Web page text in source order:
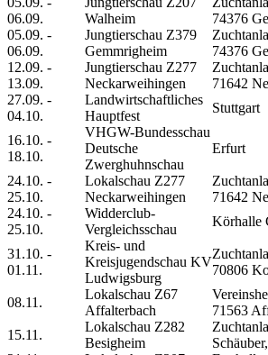
06.09.
Walheim
74376
05.09. -
06.09.
Jungtierschau Z379
Gemmrigheim
74376
12.09. -
13.09.
Jungtierschau Z277
Neckarweihingen
71642
27.09. -
04.10.
Landwirtschaftliches
Hauptfest
Stuttgart
16.10. -
18.10.
VHGW-Bundesschau
Deutsche
Zwerghuhnschau
Erfurt
24.10. -
25.10.
Lokalschau Z277
Neckarweihingen
71642
24.10. -
25.10.
Widderclub-
Vergleichsschau
Körhalle
31.10. -
01.11.
Kreis- und
Kreisjugendschau KV
Ludwigsburg
70806
08.11.
Lokalschau Z67
Affalterbach
71563
15.11.
Lokalschau Z282
Besigheim